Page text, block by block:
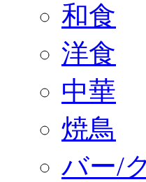
和食
洋食
中華
焼鳥
バー/